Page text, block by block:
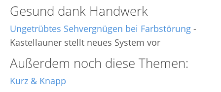
Gesund dank Handwerk
Ungetrübtes Sehvergnügen bei Farbstörung -
Kastellauner stellt neues System vor
Außerdem noch diese Themen:
Kurz & Knapp